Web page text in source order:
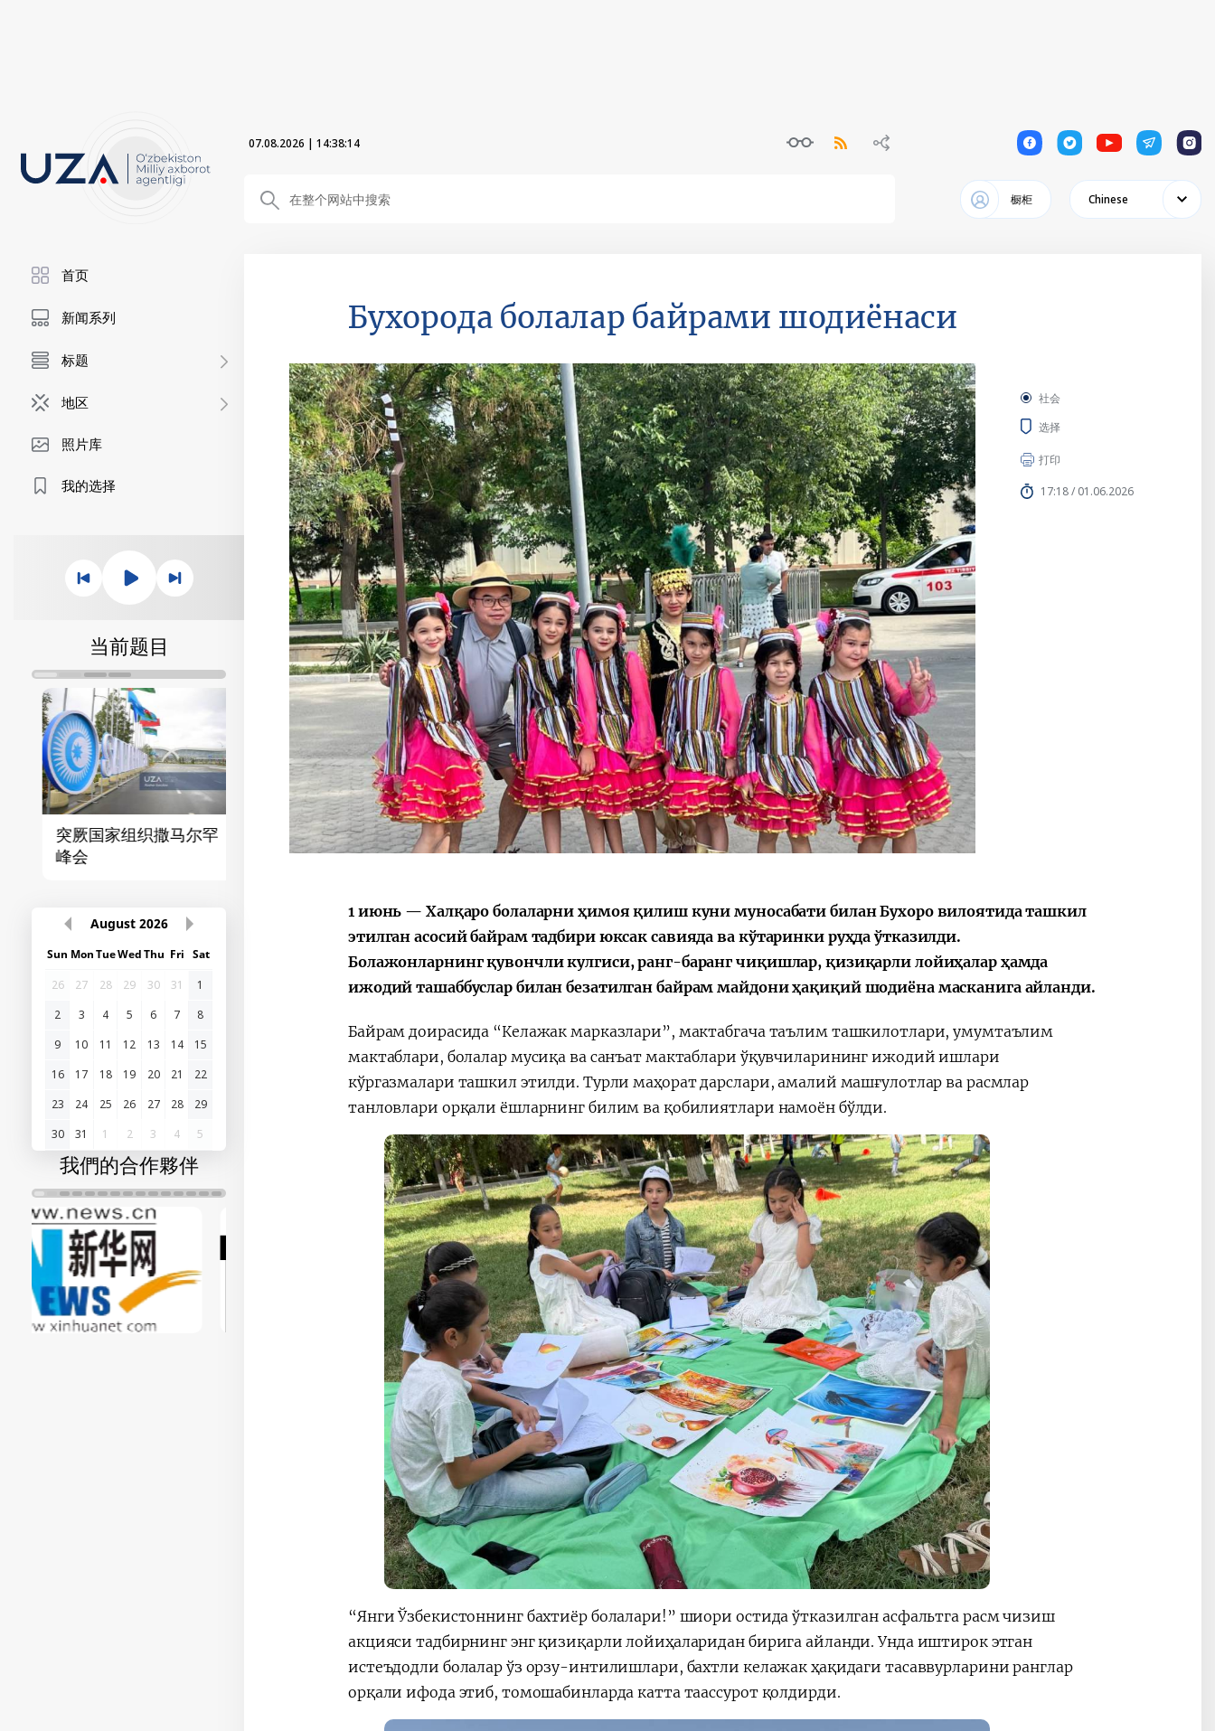
07.08.2026 | 14:38:16 1 1 1 1 1
橱柜 Chinese
首页
新闻系列
标题
地区
照片库
我的选择
当前题目
突厥国家组织撒马尔罕
峰会
首届“中国-中亚”峰会 宪法改革
August 2026
Sun MonTueWedThu Fri Sat
26
27 28 29 30 31
1
2
3 4 5 6 7
8
9
10 11 12 13 14
15
16
17 18 19 20 21
22
23
24 25 26 27 28
29
30
31 1 2 3 4 5
我們的合作夥伴
Бухорода болалар байрами шодиёнаси
社会
选择
打印
17:18 / 01.06.2026
1 июнь — Халқаро болаларни ҳимоя қилиш куни муносабати билан Бухоро вилоятида ташкил
этилган асосий байрам тадбири юксак савияда ва кўтаринки руҳда ўтказилди.
Болажонларнинг қувончли кулгиси, ранг-баранг чиқишлар, қизиқарли лойиҳалар ҳамда
ижодий ташаббуслар билан безатилган байрам майдони ҳақиқий шодиёна масканига айланди.
Байрам доирасида “Келажак марказлари”, мактабгача таълим ташкилотлари, умумтаълим
мактаблари, болалар мусиқа ва санъат мактаблари ўқувчиларининг ижодий ишлари
кўргазмалари ташкил этилди. Турли маҳорат дарслари, амалий машғулотлар ва расмлар
танловлари орқали ёшларнинг билим ва қобилиятлари намоён бўлди.
“Янги Ўзбекистоннинг бахтиёр болалари!” шиори остида ўтказилган асфальтга расм чизиш
акцияси тадбирнинг энг қизиқарли лойиҳаларидан бирига айланди. Унда иштирок этган
истеъдодли болалар ўз орзу-интилишлари, бахтли келажак ҳақидаги тасаввурларини ранглар
орқали ифода этиб, томошабинларда катта таассурот қолдирди.